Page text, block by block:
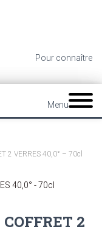
Pour connaître
Menu
2 VERRES 40,0° – 70cl
2